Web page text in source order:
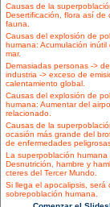
Causas de la
Desertificación, flora así de
fauna.
Causas del explosión de
humana: Acumulación inútil
mar.
Demasiadas personas ->
industria -> exceso de
calentamiento global.
Causas del explosión de
humana: Aumentar del
relacionado.
Causas de la
ocasión más grande del
de enfermedades
La superpoblación humana
Desnutrición, hambre y
cteres del Tercer Mundo.
Si llega el apocalipsis, será
sobrepoblación humana.